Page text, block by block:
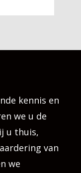
kennis en
we u de
u thuis,
van
we